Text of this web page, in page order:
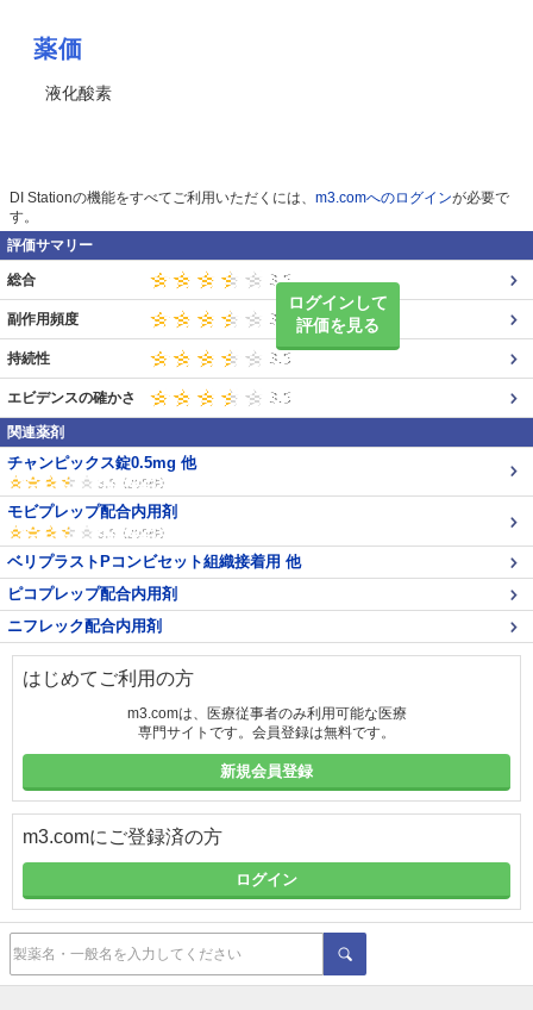
薬価
液化酸素
DI Stationの機能をすべてご利用いただくには、 m3.comへのログインが必要で
す。
評価サマリー
ログインして
評価を見る
総合
副作用頻度
持続性
エビデンスの確かさ
関連薬剤
チャンピックス錠0.5mg 他
モビプレップ配合内用剤
ベリプラストPコンビセット組織接着用 他
ピコプレップ配合内用剤
ニフレック配合内用剤
はじめてご利用の方
m3.comは、医療従事者のみ利用可能な医療
専門サイトです。会員登録は無料です。
新規会員登録
m3.comにご登録済の方
ログイン